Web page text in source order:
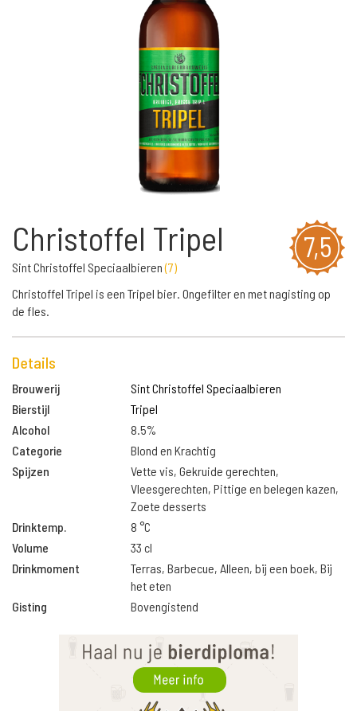
7,5
Christoffel Tripel
Sint Christoffel Speciaalbieren(7)
Christoffel Tripel is een Tripel bier. Ongefilter en met nagisting op
de fles.
Details
Brouwerij
Sint Christoffel Speciaalbieren
Bierstijl
Tripel
Alcohol
8.5%
Categorie
Blond en Krachtig
Spijzen
Vette vis, Gekruide gerechten,
Vleesgerechten, Pittige en belegen kazen,
Zoete desserts
Drinktemp.
8 °C
Volume
33 cl
Drinkmoment
Terras, Barbecue, Alleen, bij een boek, Bij
het eten
Gisting
Bovengistend